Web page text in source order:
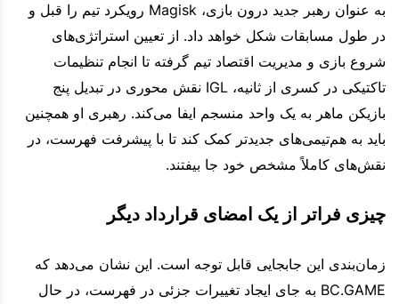
به عنوان رهبر جدید درون بازی، Magisk رویکرد تیم را قبل و
در طول مسابقات شکل خواهد داد. از تعیین استراتژی‌های
شروع بازی و مدیریت اقتصاد تیم گرفته تا انجام تنظیمات
تاکتیکی در کسری از ثانیه، IGL نقش محوری در تبدیل پنج
بازیکن ماهر به یک واحد منسجم ایفا می‌کند. رهبری او همچنین
باید به هم‌تیمی‌های جدیدتر کمک کند تا با پیشرفت فهرست، در
نقش‌های کاملاً مشخص خود جا بیفتند.
چیزی فراتر از یک امضای قرارداد دیگر
زمان‌بندی این جابجایی قابل توجه است. این نشان می‌دهد که
BC.GAME به جای ایجاد تغییرات جزئی در فهرست، در حال